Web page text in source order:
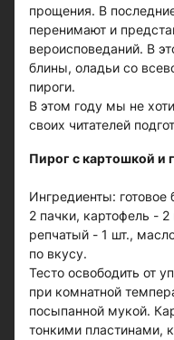
прощения. В
перенимают и
вероисповеданий. В
блины, оладьи со
пироги.
В этом году мы не
своих читателей
Пирог с картошкой и
Ингредиенты:
2 пачки, картофель -
репчатый - 1 шт.,
по вкусу.
Тесто освободить от
при комнатной
посыпанной мукой.
тонкими пластинами,